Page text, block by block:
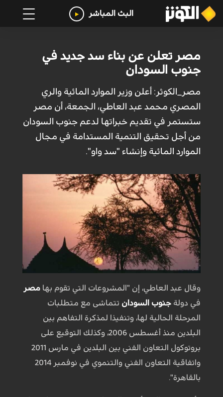
البث المباشر
مصر تعلن عن بناء سد جديد في
جنوب السودان
مصر_الكوثر: أعلن وزير الموارد المائية والري
المصري محمد عبد العاطي، الجمعة، أن مصر
ستستمر في تقديم خبراتها لدعم جنوب السودان
من أجل تحقيق التنمية المستدامة في مجال
الموارد المائية وإنشاء "سد واو".
وقال عبد العاطي، إن "المشروعات التي تقوم بها مصر
في دولة جنوب السودان تتماشى مع متطلبات
المرحلة الحالية لها، وتنفيذا لمذكرة التفاهم بين
البلدين منذ أغسطس 2006، وكذلك التوقيع على
بروتوكول التعاون الفني بين البلدين في مارس 2011
واتفاقية التعاون الفني والتنموي في نوفمبر 2014
بالقاهرة".